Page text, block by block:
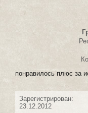
понравилось плюс за
Зарегистрирован:
23.12.2012